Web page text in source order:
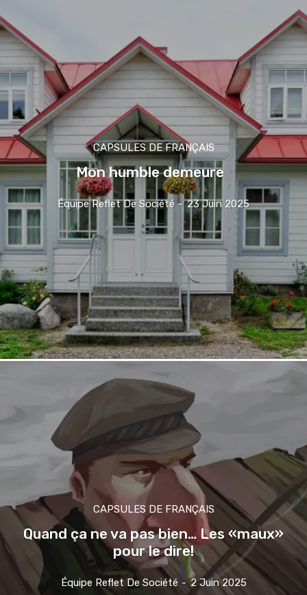
CAPSULES DE FRANÇAIS
Mon humble demeure
Équipe Reflet De Société - 23 Juin 2025
CAPSULES DE FRANÇAIS
Quand ça ne va pas bien… Les «maux»
pour le dire!
Équipe Reflet De Société - 2 Juin 2025